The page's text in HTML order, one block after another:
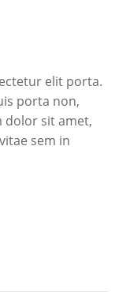
elit porta.
porta non,
dolor sit amet,
sem in